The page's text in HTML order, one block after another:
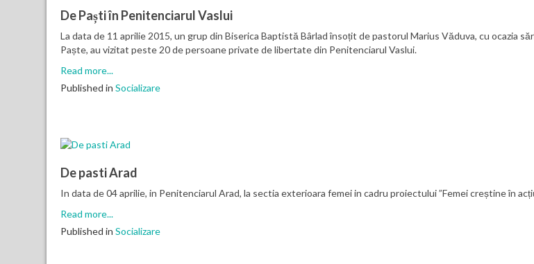
De Paști în Penitenciarul Vaslui
La data de 11 aprilie 2015, un grup din Biserica Baptistă Bârlad însoțit de pastorul Marius Văduva, cu ocazia
Paște, au vizitat peste 20 de persoane private de libertate din Penitenciarul Vaslui.
Read more...
Published in Socializare
De pasti Arad
In data de 04 aprilie, in Penitenciarul Arad, la sectia exterioara femei in cadru proiectului ”Femei creștine în
Read more...
Published in Socializare